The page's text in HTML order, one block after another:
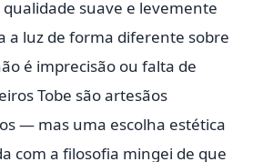
suave e levemente
a luz de forma diferente sobre
é imprecisão ou falta de
Tobe são artesãos
— mas uma escolha estética
com a filosofia mingei de que